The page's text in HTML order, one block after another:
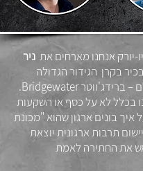
יורק אנחנו מארחים את ניר
בקרן הגידור הגדולה
והמצליחה בעולם – ברידג'ווטר Bridgewater.
בכלל לא על כסף או השקעות
איך בונים ארגון שהוא "מכונת
תרבות ארגונית יוצאת
את החתירה לאמת